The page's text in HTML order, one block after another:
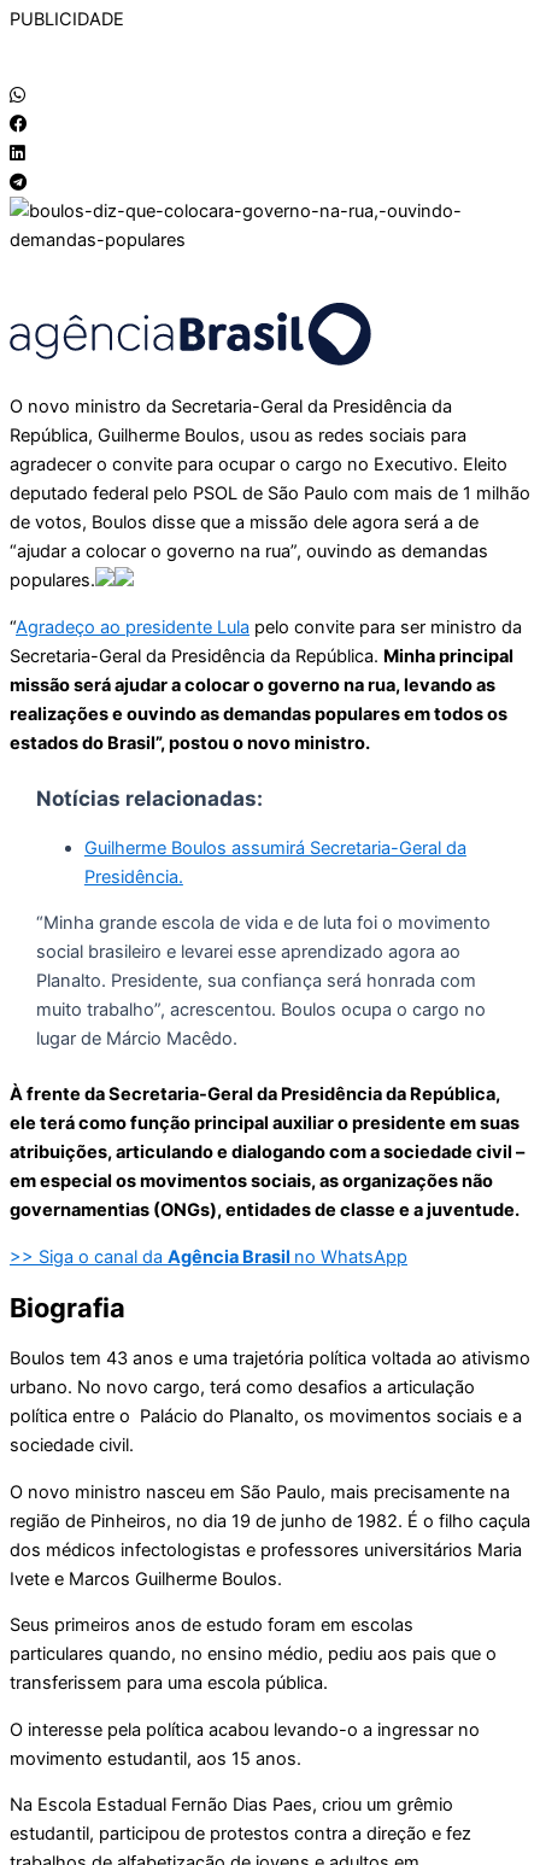
PUBLICIDADE
O novo ministro da Secretaria-Geral da Presidência da
República, Guilherme Boulos, usou as redes sociais para
agradecer o convite para ocupar o cargo no Executivo. Eleito
deputado federal pelo PSOL de São Paulo com mais de 1 milhão
de votos, Boulos disse que a missão dele agora será a de
“ajudar a colocar o governo na rua”, ouvindo as demandas
populares.
“Agradeço ao presidente Lula pelo convite para ser ministro da
Secretaria-Geral da Presidência da República. Minha principal
missão será ajudar a colocar o governo na rua, levando as
realizações e ouvindo as demandas populares em todos os
estados do Brasil”, postou o novo ministro.
Notícias relacionadas:
Guilherme Boulos assumirá Secretaria-Geral da
Presidência.
“Minha grande escola de vida e de luta foi o movimento
social brasileiro e levarei esse aprendizado agora ao
Planalto. Presidente, sua confiança será honrada com
muito trabalho”, acrescentou. Boulos ocupa o cargo no
lugar de Márcio Macêdo.
À frente da Secretaria-Geral da Presidência da República,
ele terá como função principal auxiliar o presidente em suas
atribuições, articulando e dialogando com a sociedade civil –
em especial os movimentos sociais, as organizações não
governamentias (ONGs), entidades de classe e a juventude.
>> Siga o canal da Agência Brasil no WhatsApp
Biografia
Boulos tem 43 anos e uma trajetória política voltada ao ativismo
urbano. No novo cargo, terá como desafios a articulação
política entre o Palácio do Planalto, os movimentos sociais e a
sociedade civil.
O novo ministro nasceu em São Paulo, mais precisamente na
região de Pinheiros, no dia 19 de junho de 1982. É o filho caçula
dos médicos infectologistas e professores universitários Maria
Ivete e Marcos Guilherme Boulos.
Seus primeiros anos de estudo foram em escolas
particulares quando, no ensino médio, pediu aos pais que o
transferissem para uma escola pública.
O interesse pela política acabou levando-o a ingressar no
movimento estudantil, aos 15 anos.
Na Escola Estadual Fernão Dias Paes, criou um grêmio
estudantil, participou de protestos contra a direção e fez